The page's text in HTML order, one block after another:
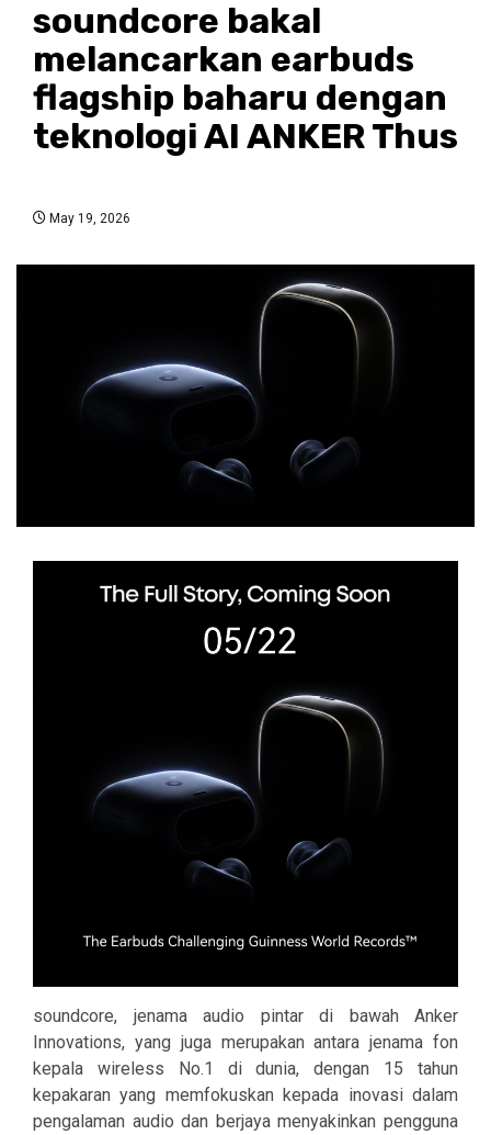
soundcore bakal
melancarkan earbuds
flagship baharu dengan
teknologi AI ANKER Thus
May 19, 2026
soundcore, jenama audio pintar di bawah Anker
Innovations, yang juga merupakan antara jenama fon
kepala wireless No.1 di dunia, dengan 15 tahun
kepakaran yang memfokuskan kepada inovasi dalam
pengalaman audio dan berjaya menyakinkan pengguna